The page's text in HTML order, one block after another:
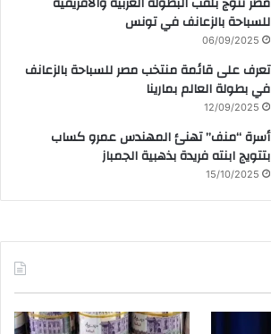
للسباحة بالزعانف في تونس
06/09/2025
تعرف على قائمة منتخب مصر للسباحة بالزعانف
في بطولة العالم بمارينا
12/09/2025
أسرة “منف” تهنئ المهندس عمرو كساب
بتتويج ابنته فريدة بذهبية الجمباز
15/10/2025